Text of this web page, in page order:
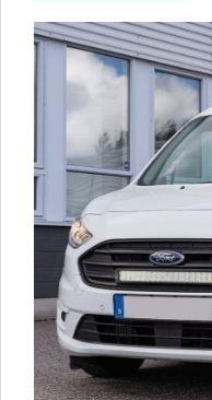
This
product
has
multiple
variants.
The
options
may
chosen
on
the
product
page